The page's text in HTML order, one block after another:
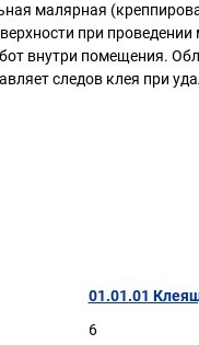
малярная
при
внутри помещения.
следов клея при
01.01.01
6